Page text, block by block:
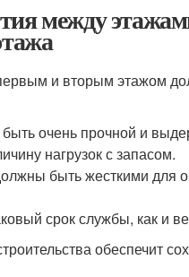
между
и вторым этажом
очень прочной и
нагрузок с запасом.
быть жесткими для
срок службы, как и
обеспечит